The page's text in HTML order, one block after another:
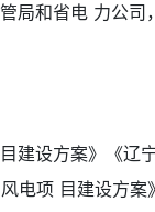
局和省电 力公
建设方案》《辽
电项 目建设方